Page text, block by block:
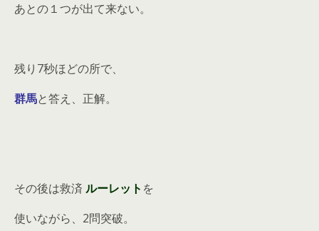
あとの１つが出て来ない。
残り7秒ほどの所で、
群馬と答え、正解。
その後は救済 ルーレット を
使いながら、2問突破。